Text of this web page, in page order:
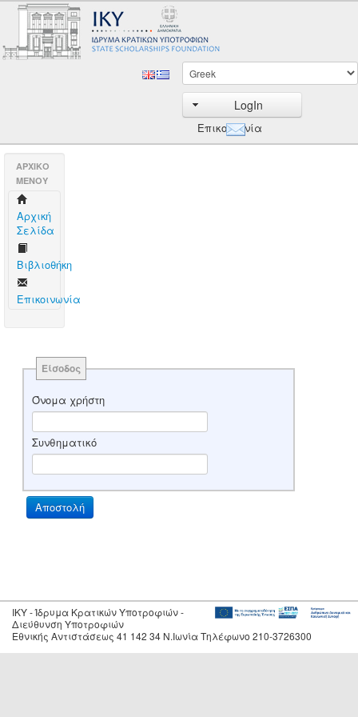
LogIn
Επικοινωνία
AΡΧΙΚΟ
ΜΕΝΟΥ
Aρχική
Σελίδα
Βιβλιοθήκη
Επικοινωνία
Είσοδος
Όνομα χρήστη
Συνθηματικό
IKY - Ίδρυμα Κρατικών Υποτροφιών -
Διεύθυνση Υποτροφιών
Εθνικής Αντιστάσεως 41 142 34 Ν.Ιωνία Τηλέφωνο 210-3726300